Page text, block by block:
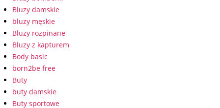
Bluzy damskie
bluzy męskie
Bluzy rozpinane
Bluzy z kapturem
Body basic
born2be free
Buty
buty damskie
Buty sportowe